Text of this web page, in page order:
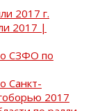
2017 г.
2017 |
СЗФО по
Санкт-
2017